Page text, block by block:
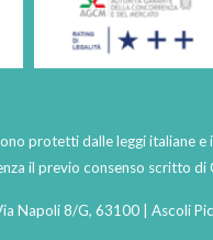
protetti dalle leggi italiane
il previo consenso scritto
Napoli 8/G, 63100 | Ascoli